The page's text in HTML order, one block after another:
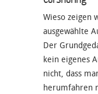
Wieso zeigen
ausgewählte
Der
kein eigenes
nicht, dass
herumfahren